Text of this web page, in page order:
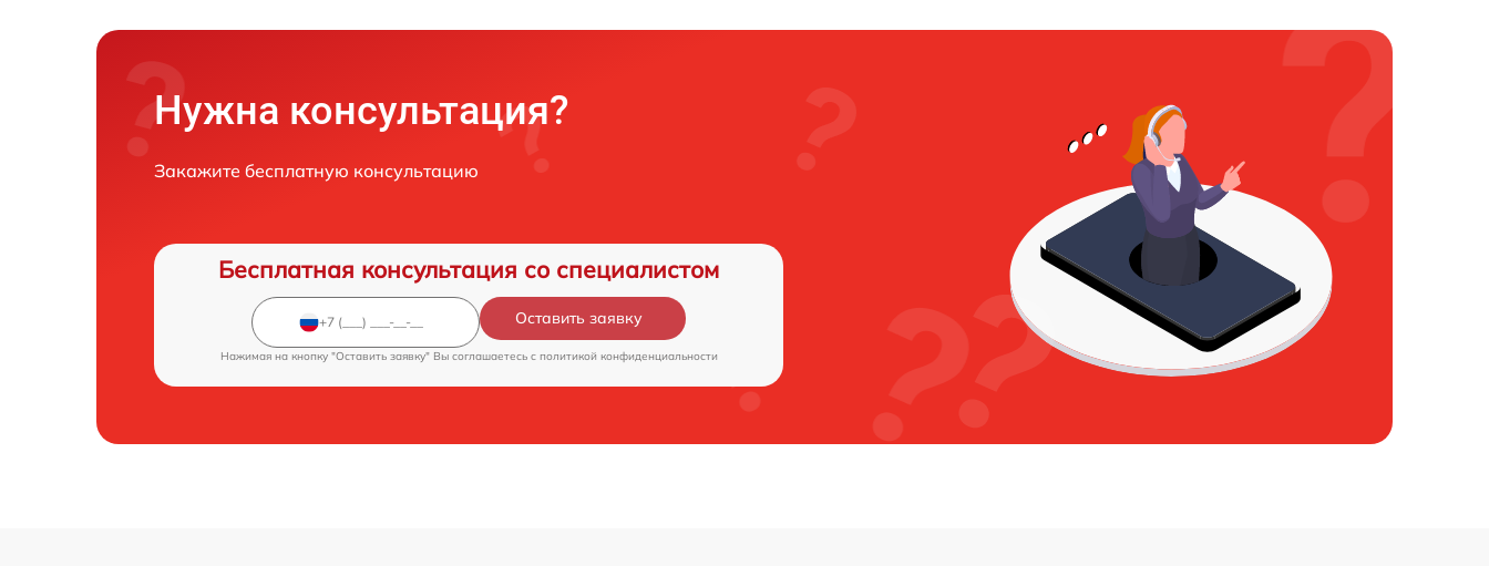
Нужна консультация?
Закажите бесплатную консультацию
Бесплатная консультация со специалистом
Оставить заявку
Нажимая на кнопку "Оставить заявку" Вы соглашаетесь c политикой конфиденциальности